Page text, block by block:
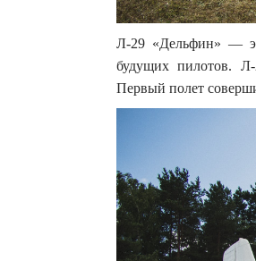
Л-29 «Дельфин» —
будущих пилотов.
Первый полет